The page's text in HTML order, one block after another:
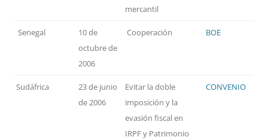
mercantil
Senegal
10 de
octubre de
2006
Cooperación BOE
Sudáfrica
23 de junio
de 2006
Evitar la doble
imposición y la
evasión fiscal en
IRPF y Patrimonio
CONVENIO